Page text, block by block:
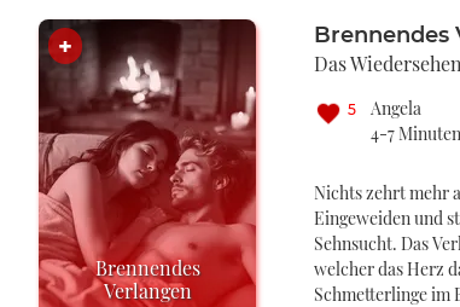
Brennendes
Verlangen
Brennendes
Das
5
Angela
4-7 Minuten
Nichts zehrt mehr
Eingeweiden und
Sehnsucht. Das
welcher das Herz
Schmetterlinge im